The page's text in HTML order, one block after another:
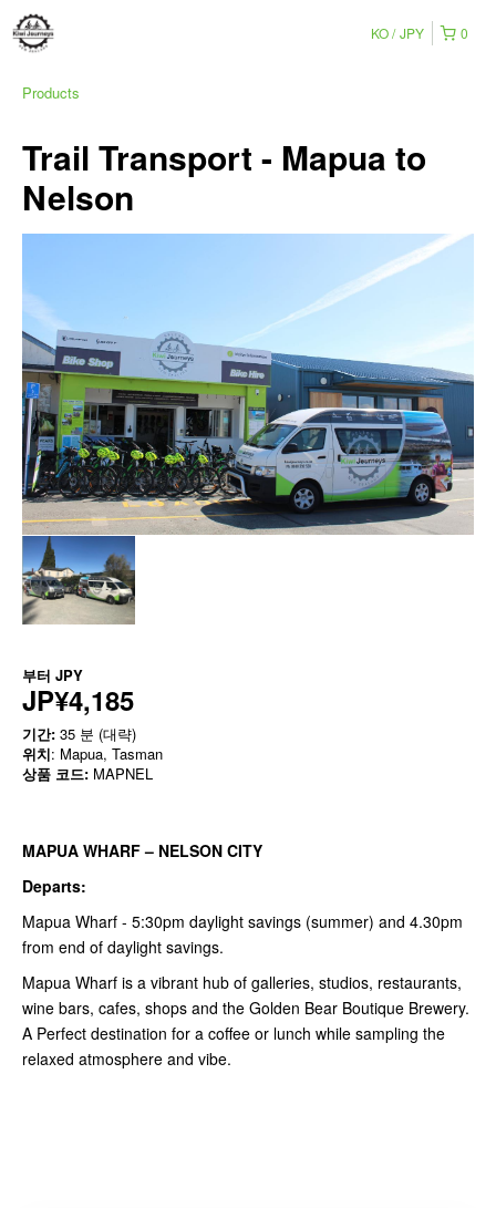
0
KO JPY
Products
Trail Transport - Mapua to
Nelson
부터 JPY
JP¥4,185
기간: 35 분 (대략)
위치: Mapua, Tasman
상품 코드: MAPNEL
MAPUA WHARF – NELSON CITY
Departs:
Mapua Wharf - 5:30pm daylight savings (summer) and 4.30pm
from end of daylight savings.
Mapua Wharf is a vibrant hub of galleries, studios, restaurants,
wine bars, cafes, shops and the Golden Bear Boutique Brewery.
A Perfect destination for a coffee or lunch while sampling the
relaxed atmosphere and vibe.